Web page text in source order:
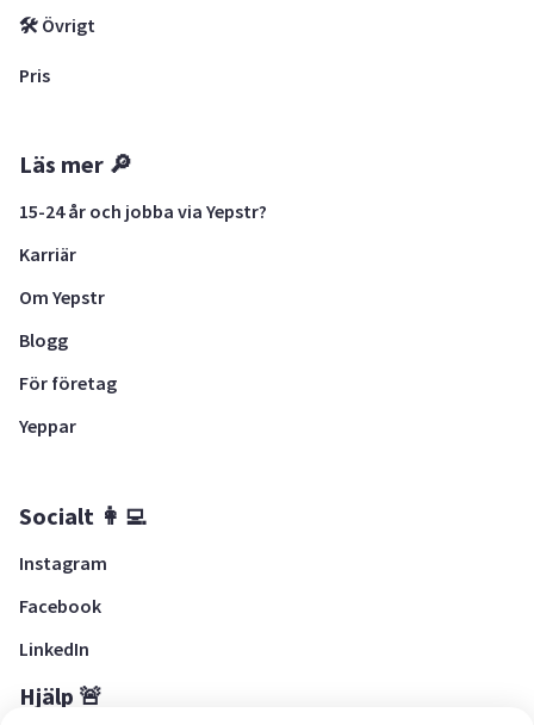
🛠 Övrigt
Pris
Läs mer 🔎
15-24 år och jobba via Yepstr?
Karriär
Om Yepstr
Blogg
För företag
Yeppar
Socialt 👩‍💻
Instagram
Facebook
LinkedIn
Hjälp 🚨